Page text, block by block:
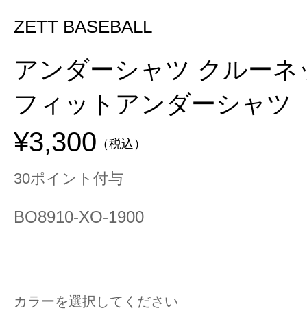
ZETT BASEBALL
アンダーシャツ クルー
フィットアンダーシャツ
¥3,300 （税込）
30ポイント付与
BO8910-XO-1900
カラーを選択してください